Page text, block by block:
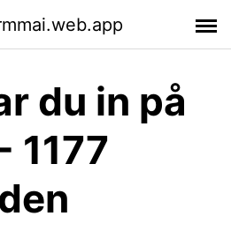
du in på
1177